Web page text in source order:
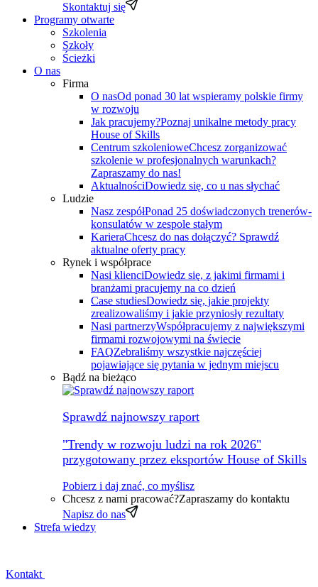
Skontaktuj się
Programy otwarte
Szkolenia
Szkoły
Ścieżki
O nas
Firma
O nasOd ponad 30 lat wspieramy polskie firmy
w rozwoju
Jak pracujemy?Poznaj unikalne metody pracy
House of Skills
Centrum szkolenioweChcesz zorganizować
szkolenie w profesjonalnych warunkach?
Zapraszamy do nas!
AktualnościDowiedz się, co u nas słychać
Ludzie
Nasz zespółPonad 25 doświadczonych trenerów-
konsulatów w zespole stałym
KarieraChcesz do nas dołączyć? Sprawdź
aktualne oferty pracy
Rynek i współprace
Nasi klienciDowiedz się, z jakimi firmami i
branżami pracujemy na co dzień
Case studiesDowiedz się, jakie projekty
zrealizowaliśmy i jakie przyniosły rezultaty
Nasi partnerzyWspółpracujemy z największymi
firmami rozwojowymi na świecie
FAQZebraliśmy wszystkie najczęściej
pojawiające się pytania w jednym miejscu
Bądź na bieżąco
Sprawdź najnowszy raport
"Trendy w rozwoju ludzi na rok 2026"
przygotowany przez eksportów House of Skills
Pobierz i daj znać, co myślisz
Chcesz z nami pracować?Zapraszamy do kontaktu
Napisz do nas
Strefa wiedzy
Kontakt